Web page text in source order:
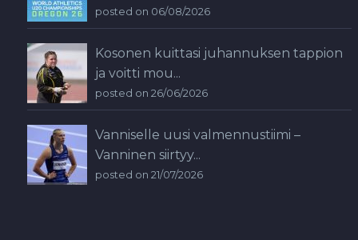
posted on 06/08/2026
Kosonen kuittasi juhannuksen tappion
ja voitti mou...
posted on 26/06/2026
Vanniselle uusi valmennustiimi –
Vanninen siirtyy...
posted on 21/07/2026